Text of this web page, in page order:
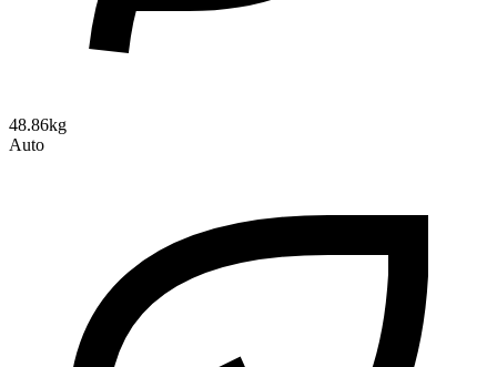
48.86kg
Auto